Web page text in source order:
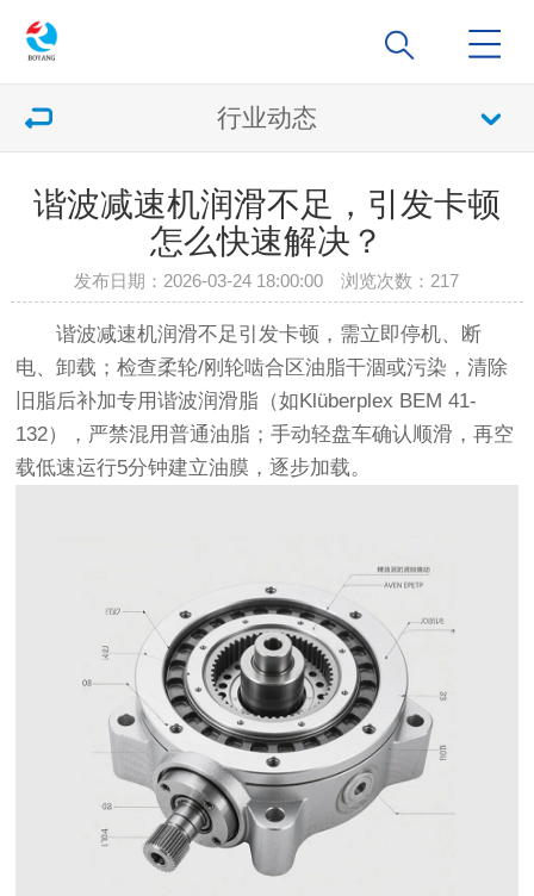
行业动态
谐波减速机润滑不足，引发卡顿
怎么快速解决？
发布日期：2026-03-24 18:00:00 浏览次数： 217
谐波减速机润滑不足引发卡顿，需立即停机、断
电、卸载；检查柔轮/刚轮啮合区油脂干涸或污染，清除
旧脂后补加专用谐波润滑脂（如Klüberplex BEM 41-
132），严禁混用普通油脂；手动轻盘车确认顺滑，再空
载低速运行5分钟建立油膜，逐步加载。